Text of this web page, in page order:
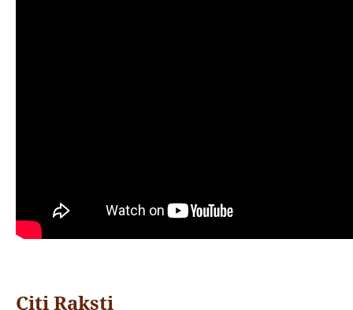
Citi Raksti